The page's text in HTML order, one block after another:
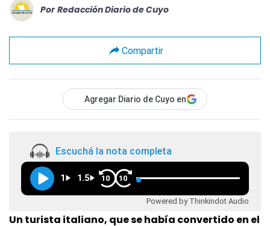
Por Redacción Diario de Cuyo
Compartir
Agregar Diario de Cuyo en
Escuchá la nota completa
1 1.5 10 10
Powered by Thinkindot Audio
Un turista italiano, que se había convertido en el